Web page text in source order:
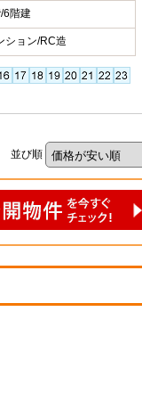
6階建
ション/RC造
並び順